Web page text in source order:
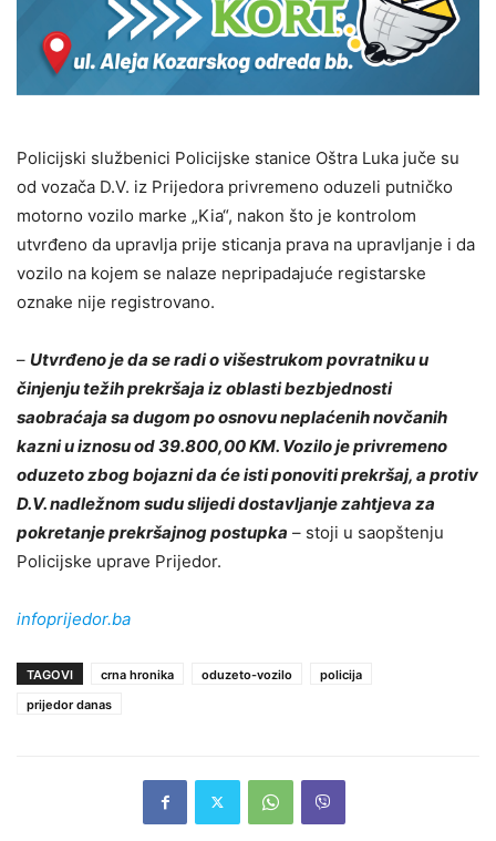
Policijski službenici Policijske stanice Oštra Luka juče su
od vozača D.V. iz Prijedora privremeno oduzeli putničko
motorno vozilo marke „Kia“, nakon što je kontrolom
utvrđeno da upravlja prije sticanja prava na upravljanje i da
vozilo na kojem se nalaze nepripadajuće registarske
oznake nije registrovano.
– Utvrđeno je da se radi o višestrukom povratniku u
činjenju težih prekršaja iz oblasti bezbjednosti
saobraćaja sa dugom po osnovu neplaćenih novčanih
kazni u iznosu od 39.800,00 KM. Vozilo je privremeno
oduzeto zbog bojazni da će isti ponoviti prekršaj, a protiv
D.V. nadležnom sudu slijedi dostavljanje zahtjeva za
pokretanje prekršajnog postupka – stoji u saopštenju
Policijske uprave Prijedor.
infoprijedor.ba
TAGOVI crna hronika oduzeto-vozilo
policija
prijedor danas